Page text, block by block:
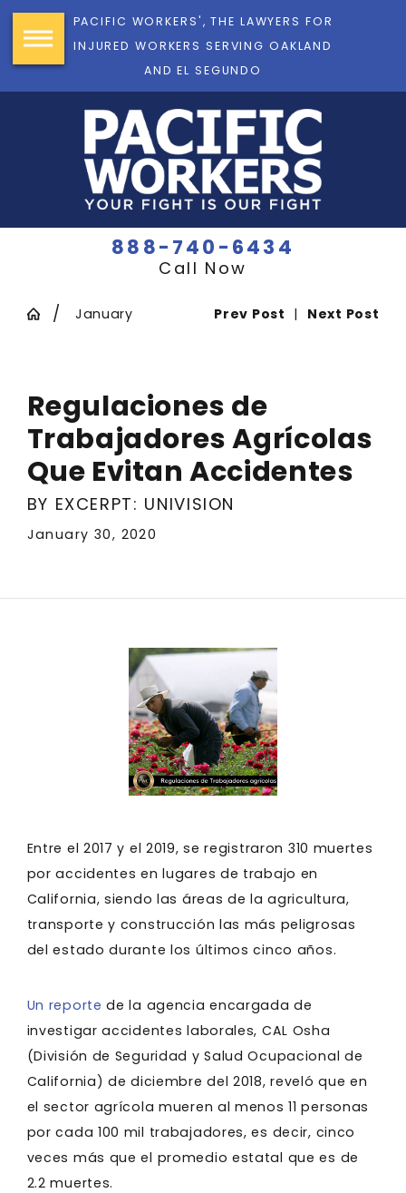
PACIFIC WORKERS', THE LAWYERS FOR
INJURED WORKERS SERVING OAKLAND
AND EL SEGUNDO
888-740-6434
Call Now
January Prev Post | Next Post
Regulaciones de
Trabajadores Agrícolas
Que Evitan Accidentes
BY EXCERPT: UNIVISION
January 30, 2020
Entre el 2017 y el 2019, se registraron 310 muertes
por accidentes en lugares de trabajo en
California, siendo las áreas de la agricultura,
transporte y construcción las más peligrosas
del estado durante los últimos cinco años.
Un reporte de la agencia encargada de
investigar accidentes laborales, CAL Osha
(División de Seguridad y Salud Ocupacional de
California) de diciembre del 2018, reveló que en
el sector agrícola mueren al menos 11 personas
por cada 100 mil trabajadores, es decir, cinco
veces más que el promedio estatal que es de
2.2 muertes.